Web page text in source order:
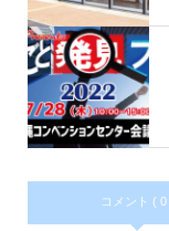
コメント ( 0